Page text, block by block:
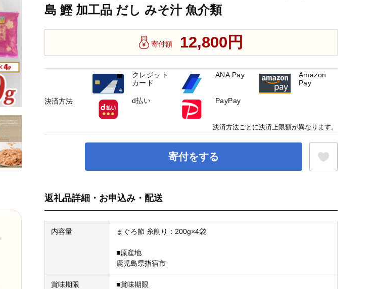
島 鰹 加工品 だし みそ汁 魚介類
寄付額 12,800円
寄付をする
返礼品詳細・お申込み・配送
内容量 まぐろ節 糸削り：200g×4袋
■原産地
鹿児島県指宿市
賞味期限
■賞味期限
決済方法
クレジット
カード
ANA Pay
Amazon
Pay
d払い PayPay
決済方法ごとに決済上限額が異なります。